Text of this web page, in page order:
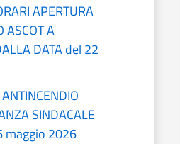
APERTURA
ASCOT A
DATA del 22
SINDACALE
maggio 2026